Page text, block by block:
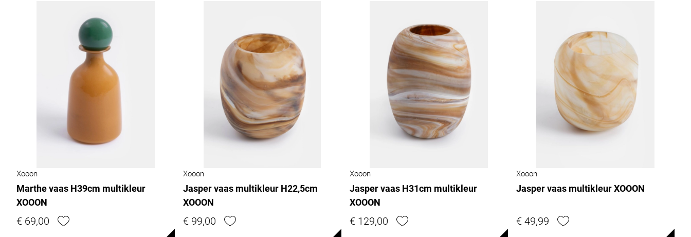
Xooon
Marthe vaas H39cm multikleur
XOOON
€ 69,00
Xooon
Jasper vaas multikleur H22,5cm
XOOON
€ 99,00
Xooon
Jasper vaas H31cm multikleur
XOOON
€ 129,00
Xooon
Jasper vaas multikleur XOOON
€ 49,99